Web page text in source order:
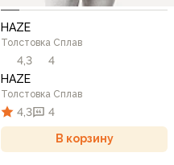
HAZE
Толстовка Сплав
4,3
4
HAZE
Толстовка Сплав
4,3 4
В корзину